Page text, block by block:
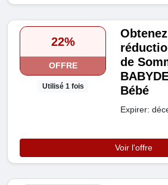
22%
OFFRE
Utilisé 1 fois
de
Bébé
Expirer:
Voir l'offre